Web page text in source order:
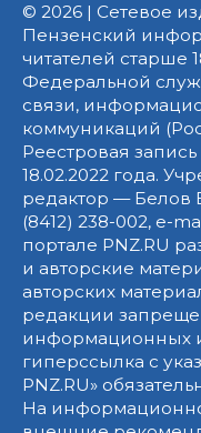
© 2026 | Сетевое
Пензенский
читателей старше
Федеральной
связи,
коммуникаций
Реестровая
18.02.2022 года.
редактор — Белов
(8412) 238-002, e-
портале PNZ.RU
и авторские
авторских
редакции
информационных
гиперссылка с
PNZ.RU»
На